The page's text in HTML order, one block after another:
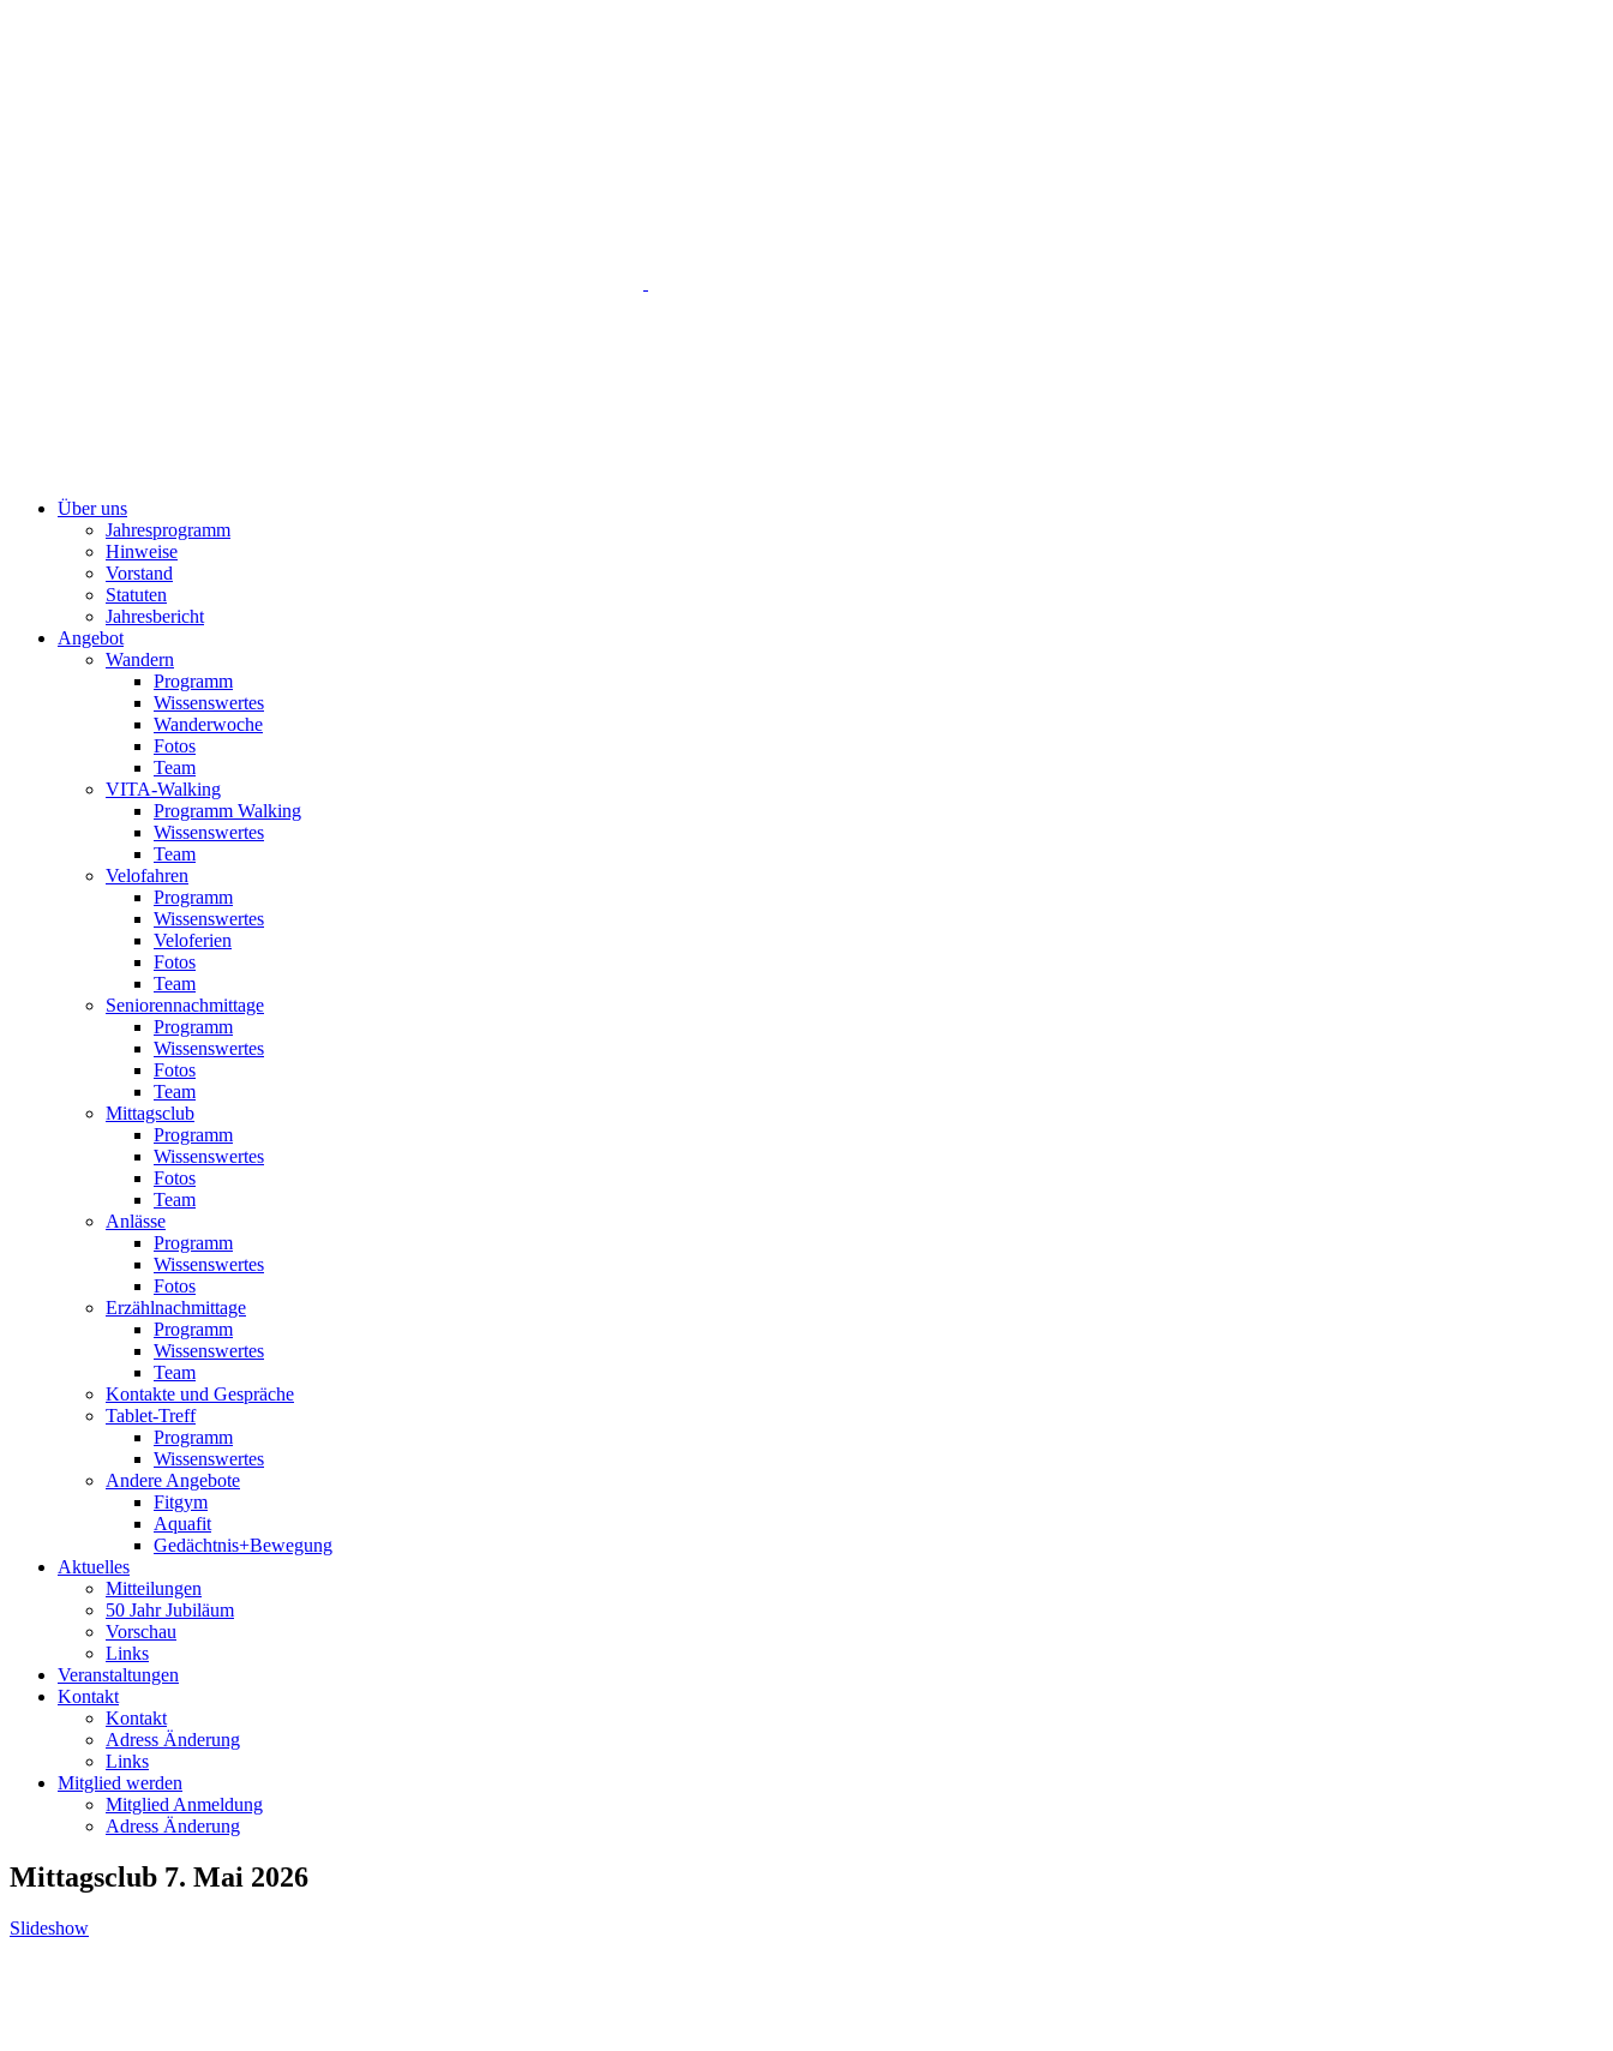
Über uns
Jahresprogramm
Hinweise
Vorstand
Statuten
Jahresbericht
Angebot
Wandern
Programm
Wissenswertes
Wanderwoche
Fotos
Team
VITA-Walking
Programm Walking
Wissenswertes
Team
Velofahren
Programm
Wissenswertes
Veloferien
Fotos
Team
Seniorennachmittage
Programm
Wissenswertes
Fotos
Team
Mittagsclub
Programm
Wissenswertes
Fotos
Team
Anlässe
Programm
Wissenswertes
Fotos
Erzählnachmittage
Programm
Wissenswertes
Team
Kontakte und Gespräche
Tablet-Treff
Programm
Wissenswertes
Andere Angebote
Fitgym
Aquafit
Gedächtnis+Bewegung
Aktuelles
Mitteilungen
50 Jahr Jubiläum
Vorschau
Links
Veranstaltungen
Kontakt
Kontakt
Adress Änderung
Links
Mitglied werden
Mitglied Anmeldung
Adress Änderung
Mittagsclub 7. Mai 2026
Slideshow